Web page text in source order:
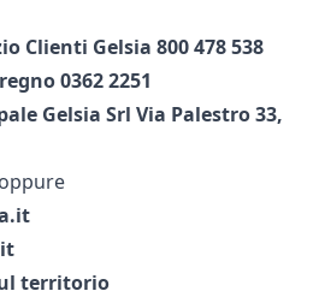
Clienti Gelsia 800 478 538
0362 2251
Gelsia Srl Via Palestro 33,
territorio